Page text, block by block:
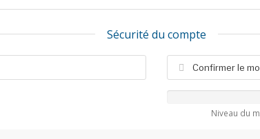
Sécurité du compte
Niveau du